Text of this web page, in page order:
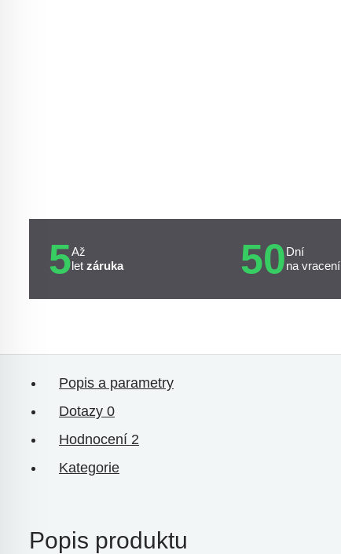
5Až
let záruka 50Dní
na vracení
Popis a parametry
Dotazy 0
Hodnocení 2
Kategorie
Popis produktu